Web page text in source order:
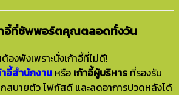
าอี้ที่ซัพพอร์ตคุณตลอดทั้งวัน
องพังเพราะนั่งเก้าอี้ที่ไม่ดี!
าอี้สำนักงาน หรือ เก้าอี้ผู้บริหาร ที่รองรับ
สบายตัว โฟกัสดี และลดอาการปวดหลังได้